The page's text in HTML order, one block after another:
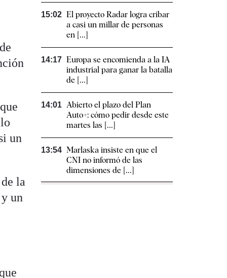
un
la
un
15:02 El proyecto Radar logra cribar
a casi un millar de personas
en [...]
14:17 Europa se encomienda a la IA
industrial para ganar la batalla
de [...]
14:01 Abierto el plazo del Plan
Auto+: cómo pedir desde este
martes las [...]
13:54 Marlaska insiste en que el
CNI no informó de las
dimensiones de [...]